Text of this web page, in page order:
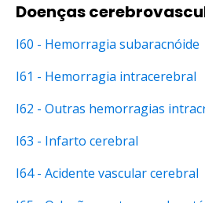
Doenças
I60 - Hemorragia subaracnóide
I61 - Hemorragia intracerebral
I62 - Outras hemorragias
I63 - Infarto cerebral
I64 - Acidente vascular cerebral